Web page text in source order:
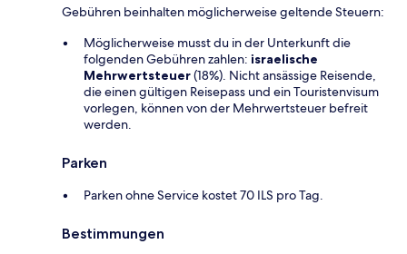
Gebühren beinhalten möglicherweise geltende Steuern:
Möglicherweise musst du in der Unterkunft die
folgenden Gebühren zahlen: israelische
Mehrwertsteuer(18%). Nicht ansässige Reisende,
die einen gültigen Reisepass und ein Touristenvisum
vorlegen, können von der Mehrwertsteuer befreit
werden.
Parken
Parken ohne Service kostet 70 ILS pro Tag.
Bestimmungen